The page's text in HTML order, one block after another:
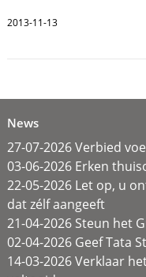
2013-11-13
News
27-07-2026 Verbied
03-06-2026 Erken
22-05-2026 Let op, u
dat zélf aangeeft
21-04-2026 Steun het
02-04-2026 Geef Tata
14-03-2026 Verklaar